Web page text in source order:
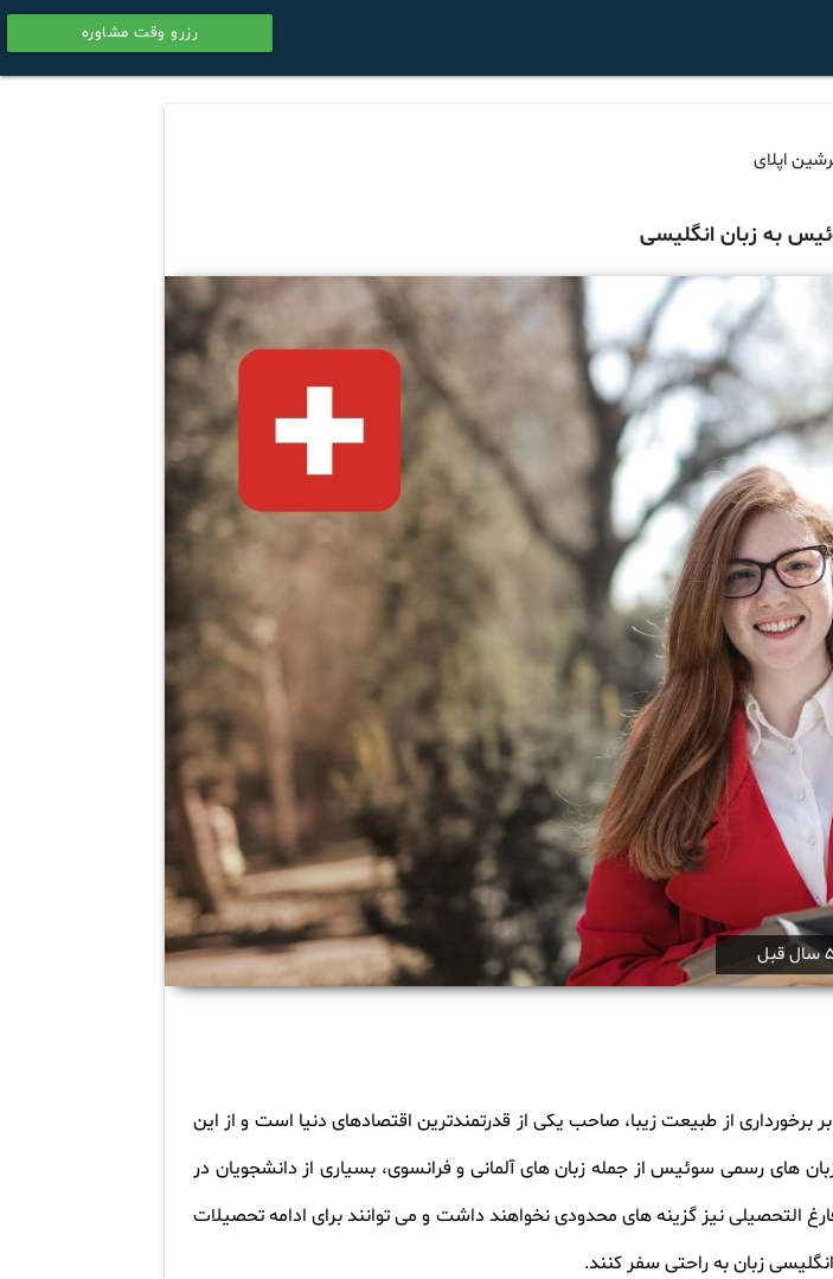
رزرو وقت مشاوره
calendar
اپلای
به زبان انگلیسی
قبل
از طبیعت زیبا، صاحب یکی از قدرتمندترین اقتصادهای دنیا است و از این
های رسمی سوئیس از جمله زبان های آلمانی و فرانسوی، بسیاری از دانشجویان در
التحصیلی نیز گزینه های محدودی نخواهند داشت و می توانند برای ادامه تحصیلات
زبان به راحتی سفر کنند.